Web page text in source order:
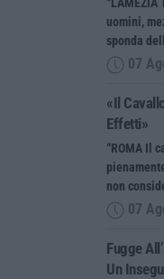
uomini,
sponda
07
«Il
Effetti»
“ROMA Il
non
07
Fugge
Un